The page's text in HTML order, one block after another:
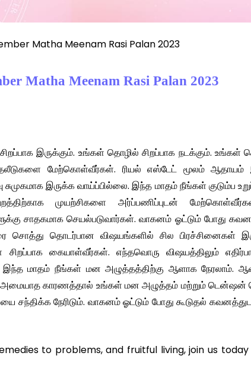
Matha Meenam Rasi Palan 2023
Matha Meenam Rasi Palan 2023
இருக்கும். உங்கள் தொழில் சிறப்பாக நடக்கும். உங்கள்
மேற்கொள்வீர்கள். ரியல் எஸ்டேட் மூலம் ஆதாயம்
இருக்க வாய்ப்பில்லை. இந்த மாதம் நீங்கள் குடும்ப
முயற்சிகளை அர்ப்பணிப்புடன்
சாதகமாக செயல்படுவார்கள். வாகனம் ஓட்டும் போது
சொத்து தொடர்பான விஷயங்களில் சில பிரச்சினைகள்
கையாள்வீர்கள். எந்தவொரு விஷயத்திலும்
இந்த மாதம் நீங்கள் மன அழுத்தத்திற்கு ஆளாக நேரலாம்.
காரணத்தால் உங்கள் மன அழுத்தம் மற்றும் டென்ஷன்
நேரிடும். வாகனம் ஓட்டும் போது கூடுதல்
to problems, and fruitful living, join us